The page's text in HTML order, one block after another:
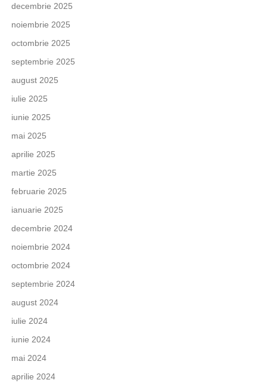
decembrie 2025
noiembrie 2025
octombrie 2025
septembrie 2025
august 2025
iulie 2025
iunie 2025
mai 2025
aprilie 2025
martie 2025
februarie 2025
ianuarie 2025
decembrie 2024
noiembrie 2024
octombrie 2024
septembrie 2024
august 2024
iulie 2024
iunie 2024
mai 2024
aprilie 2024